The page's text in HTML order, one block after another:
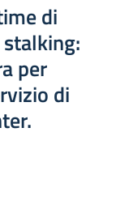
di
per
di